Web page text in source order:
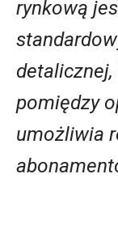
rynkową
pomiędzy
umożliwia